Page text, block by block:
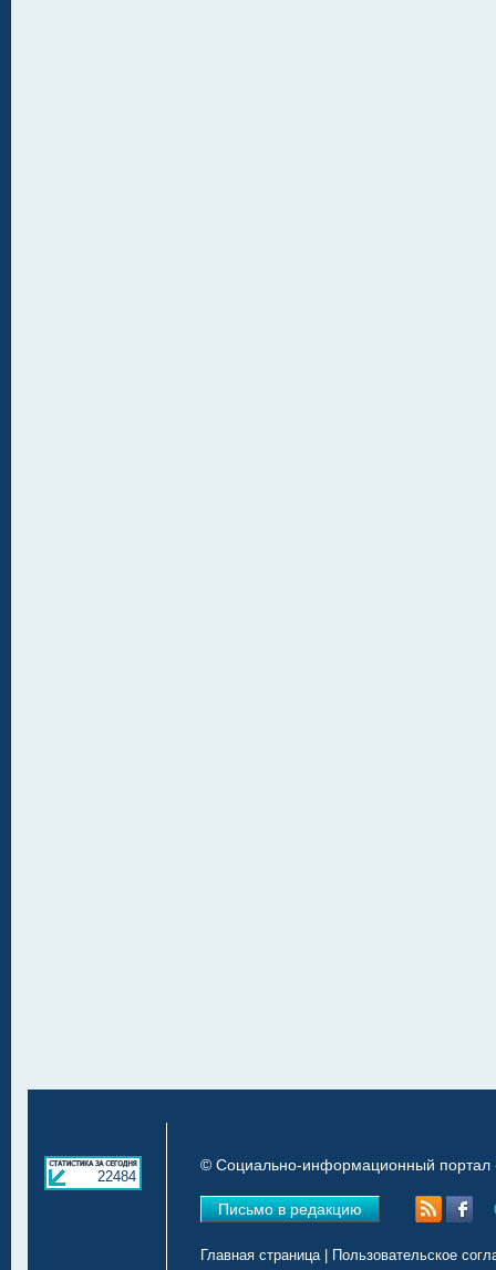
22484
© Социально-информационный портал
Письмо в редакцию
Главная страница| Пользовательское